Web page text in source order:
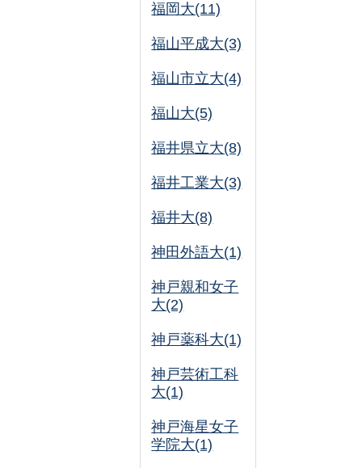
福岡大(11)
福山平成大(3)
福山市立大(4)
福山大(5)
福井県立大(8)
福井工業大(3)
福井大(8)
神田外語大(1)
神戸親和女子
大(2)
神戸薬科大(1)
神戸芸術工科
大(1)
神戸海星女子
学院大(1)